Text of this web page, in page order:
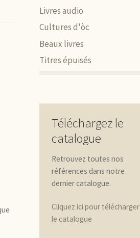
Livres audio
Cultures d'òc
Beaux livres
Titres épuisés
Téléchargez le
catalogue
Retrouvez toutes nos
références dans notre
dernier catalogue.
Cliquez ici pour télécharger
le catalogue